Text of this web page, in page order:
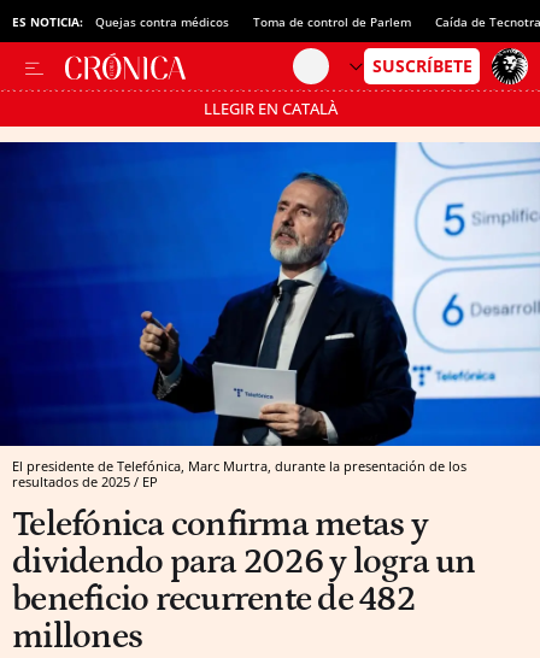
ES NOTICIA: Quejas contra médicos Toma de control de Parlem Caída de
LLEGIR EN CATALÀ
Pásate al MODO AHORRO
El presidente de Telefónica, Marc Murtra, durante la presentación de los
resultados de 2025 / EP
Telefónica confirma metas y
dividendo para 2026 y logra un
beneficio recurrente de 482
millones